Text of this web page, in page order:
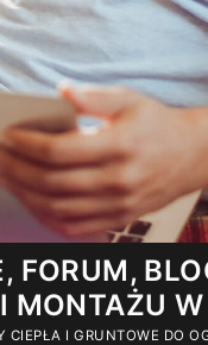
MONTAŻU
CIEPŁA I GRUNTOWE DO